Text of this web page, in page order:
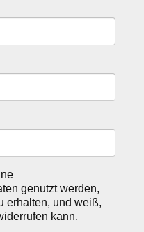
genutzt werden,
erhalten, und weiß,
kann.